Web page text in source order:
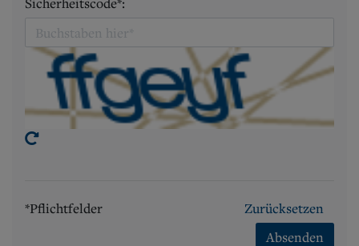
*Pflichtfelder
Zurücksetzen
Absenden